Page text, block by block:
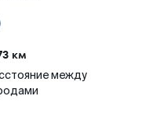
км
между